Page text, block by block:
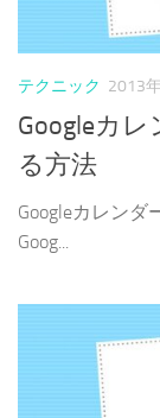
テクニック 2013
Googleカ
る方法
Googleカレンダ
Goog...